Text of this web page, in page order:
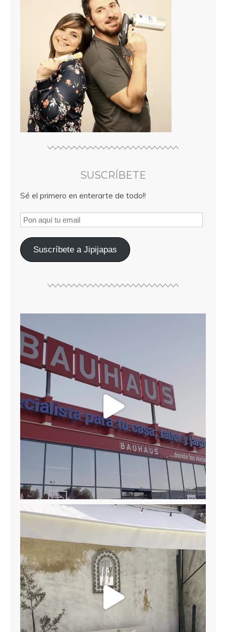
SUSCRÍBETE
Sé el primero en enterarte de todo!!
Suscríbete a Jipijapas